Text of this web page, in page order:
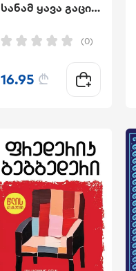
სანამ ყავა გაცივდება
(0)
16.95 ₾